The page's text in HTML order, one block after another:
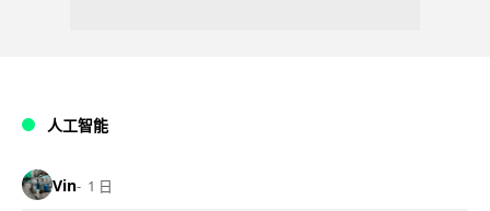
人工智能
Vin 1 日